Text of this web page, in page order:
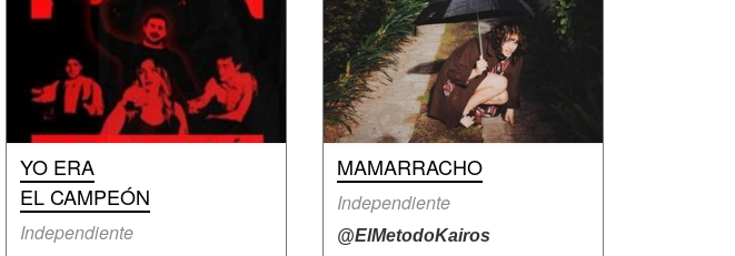
YO ERA
EL CAMPEÓN
Independiente
MAMARRACHO
Independiente
@ElMetodoKairos